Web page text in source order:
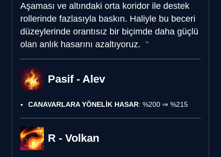
Aşaması ve altındaki orta koridor ile destek
rollerinde fazlasıyla baskın. Haliyle bu beceri
düzeylerinde orantısız bir biçimde daha güçlü
olan anlık hasarını azaltıyoruz.
Pasif - Alev
CANAVARLARA YÖNELİK HASAR: %200 ⇒ %215
R - Volkan